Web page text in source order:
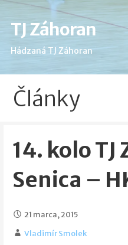
Skip
content
TJ Záhoran
Hádzaná TJ Záhoran
Články
14. kolo TJ
Senica –
21 marca, 2015
Vladimír Smolek